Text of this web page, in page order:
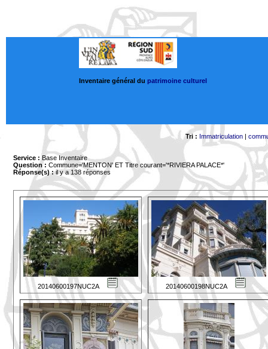
Inventaire général du patrimoine culturel
Tri : Immatriculation|
Service : Base Inventaire
Question : Commune='MENTON' ET Titre courant='*RIVIERA PALACE*'
Réponse(s) :il y a 138 réponses
20140600197NUC2A 20140600198NUC2A